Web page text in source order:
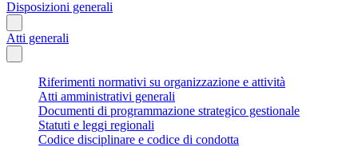
Disposizioni generali
Atti generali
Riferimenti normativi su organizzazione e attività
Atti amministrativi generali
Documenti di programmazione strategico gestionale
Statuti e leggi regionali
Codice disciplinare e codice di condotta